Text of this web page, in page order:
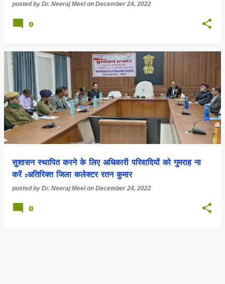
posted by Dr. Neeraj Meel on December 24, 2022
0
सुशासन स्थापित करने के लिए अधिकारी परिवादियों को गुमराह ना
करें :अतिरिक्त जिला कलेक्टर रतन कुमार
posted by Dr. Neeraj Meel on December 24, 2022
0